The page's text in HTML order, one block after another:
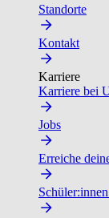
Standorte
Kontakt
Karriere
Karriere bei
Jobs
Erreiche